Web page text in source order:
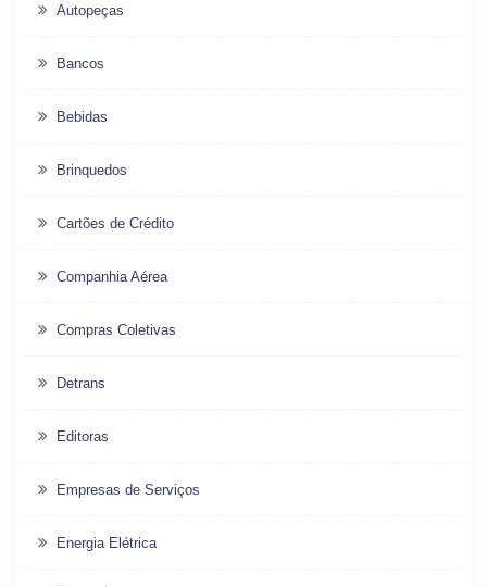
Autopeças
Bancos
Bebidas
Brinquedos
Cartões de Crédito
Companhia Aérea
Compras Coletivas
Detrans
Editoras
Empresas de Serviços
Energia Elétrica